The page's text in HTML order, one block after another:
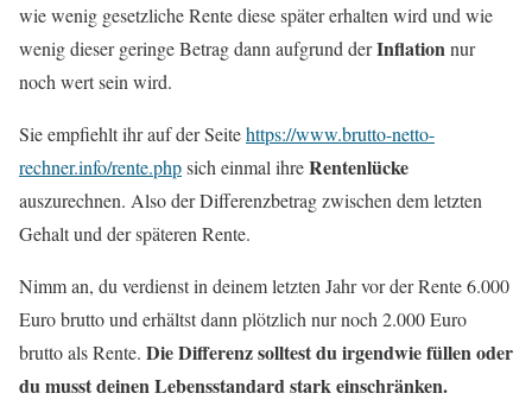
wie wenig gesetzliche Rente diese später erhalten wird und wie
wenig dieser geringe Betrag dann aufgrund derInflationnur
noch wert sein wird.
Sie empfiehlt ihr auf der Seitehttps://www.brutto-netto-
rechner.info/rente.phpsich einmal ihreRentenlücke
auszurechnen. Also der Differenzbetrag zwischen dem letzten
Gehalt und der späteren Rente.
Nimm an, du verdienst in deinem letzten Jahr vor der Rente 6.000
Euro brutto und erhältst dann plötzlich nur noch 2.000 Euro
brutto als Rente. Die Differenz solltest du irgendwie füllen oder
du musst deinen Lebensstandard stark einschränken.